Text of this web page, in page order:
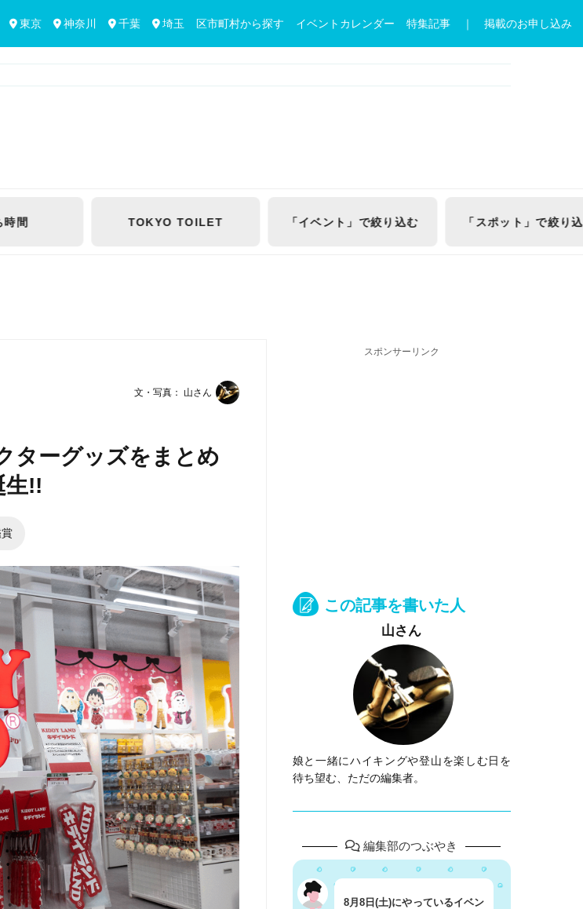
東京 神奈川 千葉 埼玉 区市町村から探す イベントカレンダー 特集記事 ｜ 掲載のお申し込み
「イベント」で絞り込む 「スポット」で絞り込む 番外編
文・写真： 山さん
ターグッズをまとめ
生!!
スポンサーリンク
この記事を書いた人
山さん
娘と一緒にハイキングや登山を楽しむ日を
待ち望む、ただの編集者。
編集部のつぶやき
8月8日(土)にやっているイベン